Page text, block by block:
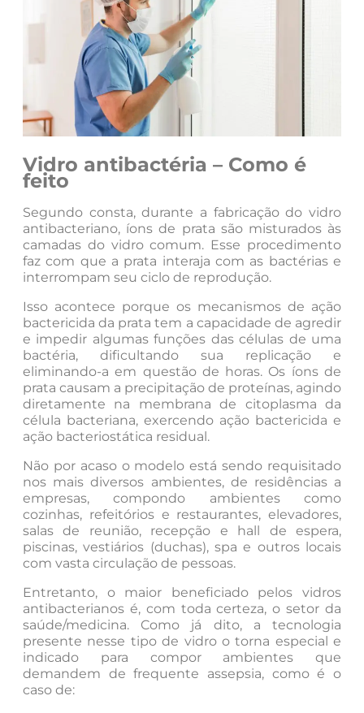
Vidro antibactéria – Como é
feito
Segundo consta, durante a fabricação do vidro
antibacteriano, íons de prata são misturados às
camadas do vidro comum. Esse procedimento
faz com que a prata interaja com as bactérias e
interrompam seu ciclo de reprodução.
Isso acontece porque os mecanismos de ação
bactericida da prata tem a capacidade de agredir
e impedir algumas funções das células de uma
bactéria, dificultando sua replicação e
eliminando-a em questão de horas. Os íons de
prata causam a precipitação de proteínas, agindo
diretamente na membrana de citoplasma da
célula bacteriana, exercendo ação bactericida e
ação bacteriostática residual.
Não por acaso o modelo está sendo requisitado
nos mais diversos ambientes, de residências a
empresas, compondo ambientes como
cozinhas, refeitórios e restaurantes, elevadores,
salas de reunião, recepção e hall de espera,
piscinas, vestiários (duchas), spa e outros locais
com vasta circulação de pessoas.
Entretanto, o maior beneficiado pelos vidros
antibacterianos é, com toda certeza, o setor da
saúde/medicina. Como já dito, a tecnologia
presente nesse tipo de vidro o torna especial e
indicado para compor ambientes que
demandem de frequente assepsia, como é o
caso de: